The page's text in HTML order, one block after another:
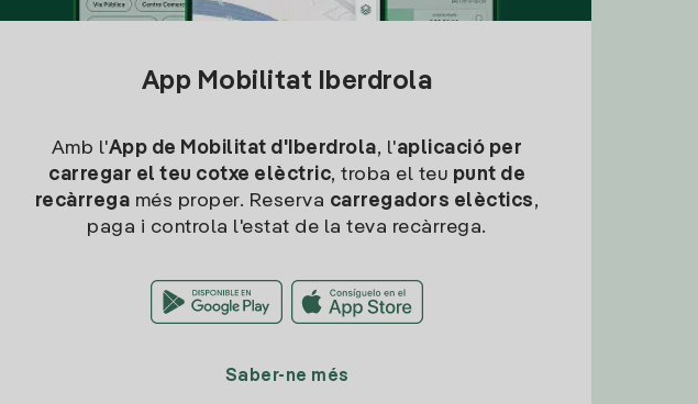
App Mobilitat Iberdrola
Amb l'App de Mobilitat d'Iberdrola, l'aplicació per
carregar el teu cotxe elèctric, troba el teu punt de
recàrrega més proper. Reserva carregadors elèctics,
paga i controla l'estat de la teva recàrrega.
Saber-ne més